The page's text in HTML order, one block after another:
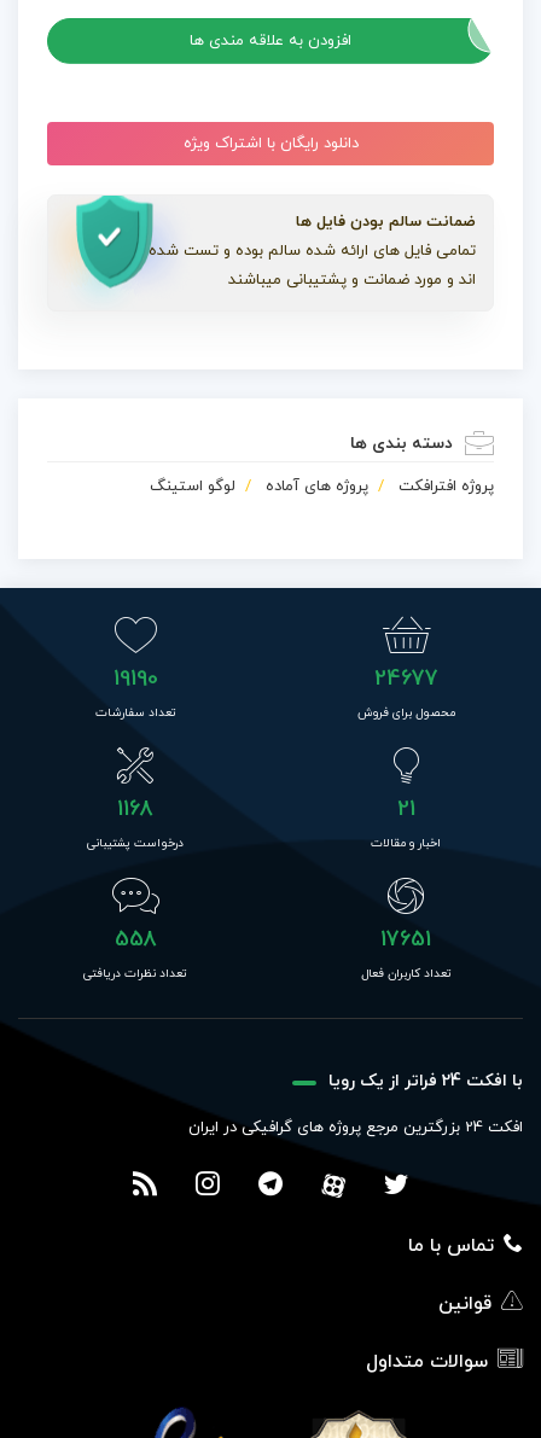
افزودن به علاقه مندی ها
دانلود رایگان با اشتراک ویژه
ضمانت سالم بودن فایل ها
تمامی فایل های ارائه شده سالم بوده و تست شده
اند و مورد ضمانت و پشتیبانی میباشند
دسته بندی ها
پروژه افترافکت پروژه های آماده لوگو استینگ
24677
محصول برای فروش
19190
تعداد سفارشات
21
اخبار و مقالات
1168
درخواست پشتیبانی
17651
تعداد کاربران فعال
558
تعداد نظرات دریافتی
با افکت 24 فراتر از یک رویا
افکت 24 بزرگترین مرجع پروژه های گرافیکی در ایران
تماس با ما
قوانین
سوالات متداول